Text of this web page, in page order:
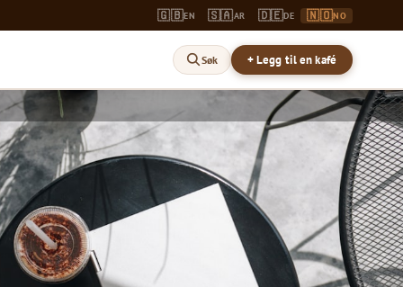
🇬🇧EN 🇸🇦AR 🇩🇪DE 🇳🇴NO
Søk + Legg til en kafé